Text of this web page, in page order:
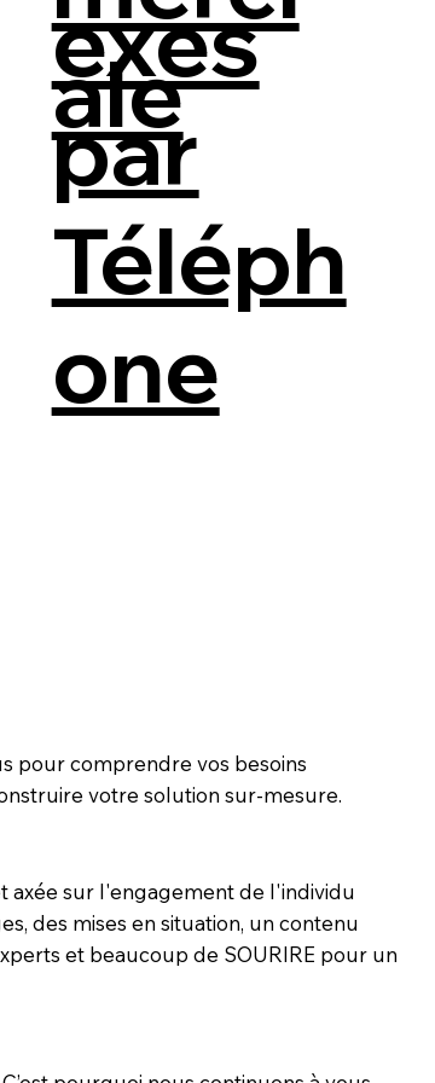
exes
par
Téléph
one
ale
pour comprendre vos besoins
votre solution sur-mesure.
axée sur l'engagement de l'individu
des mises en situation, un contenu
et beaucoup de SOURIRE pour un